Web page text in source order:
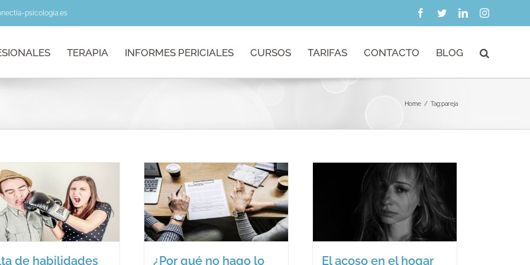
psicologia.es Facebook
TwitterLinkedInInstagram
TERAPIA INFORMES PERICIALES CURSOS TARIFAS CONTACTO BLOG
Home / Tag:pareja
de habilidades
¿Por qué no hago
lo que me apetece
dentro de la
pareja?
¿Por qué no hago lo
El acoso en el
hogar
Blog
El acoso en el hogar